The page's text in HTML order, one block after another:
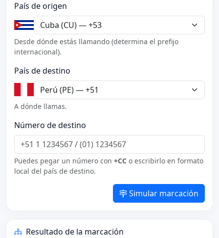
País de origen
Desde dónde estás llamando (determina el prefijo
internacional).
País de destino
A dónde llamas.
Número de destino
Puedes pegar un número con +CC o escribirlo en formato
local del país de destino.
Simular marcación
Resultado de la marcación